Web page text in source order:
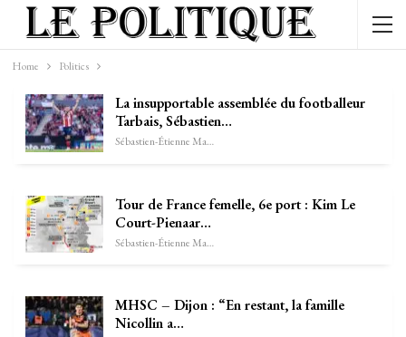
Home Politics
La insupportable assemblée du footballeur
Tarbais, Sébastien…
Sébastien-Étienne Marechal
Tour de France femelle, 6e port : Kim Le
Court-Pienaar…
Sébastien-Étienne Marechal
MHSC – Dijon : “En restant, la famille
Nicollin a…